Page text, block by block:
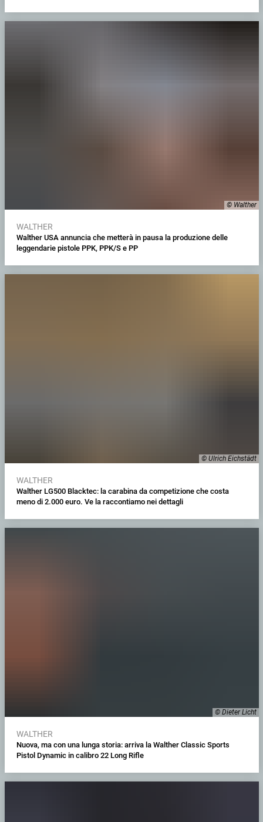
© Walther
WALTHER
Walther USA annuncia che metterà in pausa la produzione delle
leggendarie pistole PPK, PPK/S e PP
© Ulrich Eichstädt
WALTHER
Walther LG500 Blacktec: la carabina da competizione che costa
meno di 2.000 euro. Ve la raccontiamo nei dettagli
© Dieter Licht
WALTHER
Nuova, ma con una lunga storia: arriva la Walther Classic Sports
Pistol Dynamic in calibro 22 Long Rifle